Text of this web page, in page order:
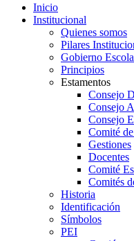
Inicio
Institucional
Quienes somos
Pilares
Gobierno
Principios
Estamentos
Consejo
Consejo
Consejo
Comité
Gestiones
Docentes
Comité
Comités
Historia
Identificación
Símbolos
PEI